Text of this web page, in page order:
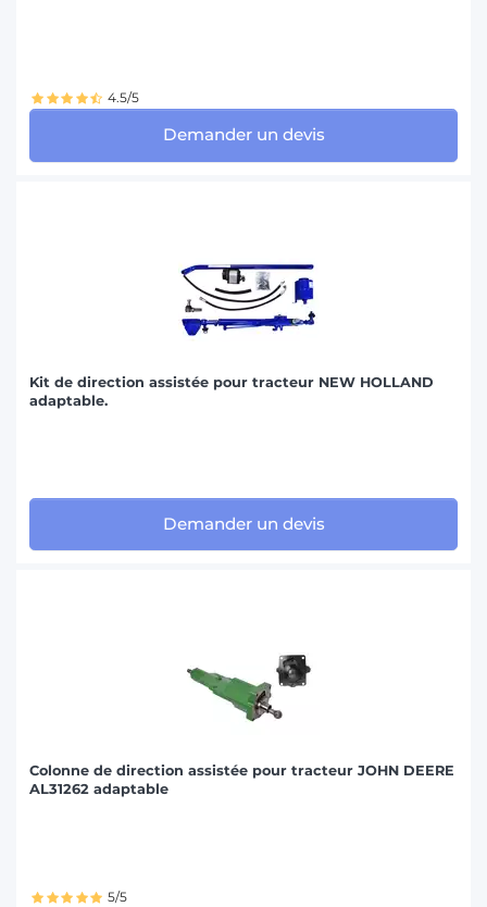
4.5/5
Demander un devis
Kit de direction assistée pour tracteur NEW HOLLAND
adaptable.
Demander un devis
Colonne de direction assistée pour tracteur JOHN DEERE
AL31262 adaptable
5/5